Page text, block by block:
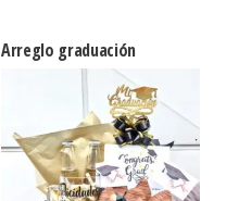
Arreglo graduación